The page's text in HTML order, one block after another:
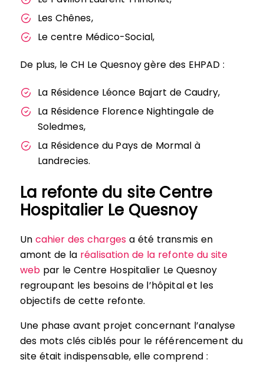
Les Chênes,
Le centre Médico-Social,
De plus, le CH Le Quesnoy gère des EHPAD :
La Résidence Léonce Bajart de Caudry,
La Résidence Florence Nightingale de
Soledmes,
La Résidence du Pays de Mormal à
Landrecies.
La refonte du site Centre
Hospitalier Le Quesnoy
Un cahier des charges a été transmis en
amont de la réalisation de la refonte du site
web par le Centre Hospitalier Le Quesnoy
regroupant les besoins de l’hôpital et les
objectifs de cette refonte.
Une phase avant projet concernant l’analyse
des mots clés ciblés pour le référencement du
site était indispensable, elle comprend :